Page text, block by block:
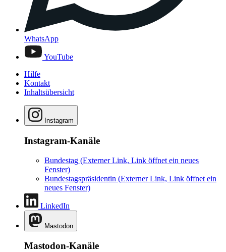
WhatsApp
YouTube
Hilfe
Kontakt
Inhaltsübersicht
Instagram
Instagram-Kanäle
Bundestag (Externer Link, Link öffnet ein neues
Fenster)
Bundestagspräsidentin (Externer Link, Link öffnet ein
neues Fenster)
LinkedIn
Mastodon
Mastodon-Kanäle